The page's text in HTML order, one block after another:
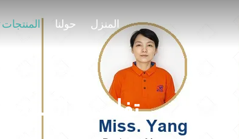
المنزل حولنا المنتجات
تفاصيل المنتجات